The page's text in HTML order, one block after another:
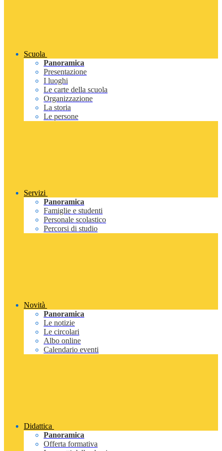
Scuola
Panoramica
Presentazione
I luoghi
Le carte della scuola
Organizzazione
La storia
Le persone
Servizi
Panoramica
Famiglie e studenti
Personale scolastico
Percorsi di studio
Novità
Panoramica
Le notizie
Le circolari
Albo online
Calendario eventi
Didattica
Panoramica
Offerta formativa